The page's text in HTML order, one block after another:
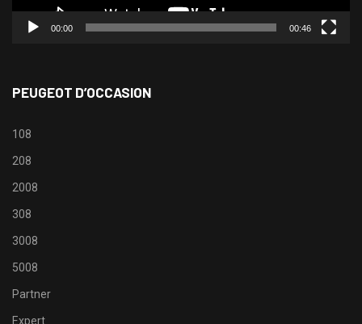
00:00 00:46
PEUGEOT D’OCCASION
108
208
2008
308
3008
5008
Partner
Expert